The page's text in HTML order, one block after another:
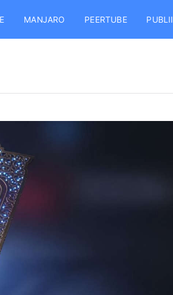
MANJARO PEERTUBE PUBLII